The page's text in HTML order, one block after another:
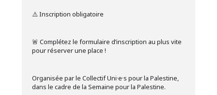
⚠️ Inscription obligatoire
🚨 Complétez le formulaire d’inscription au plus vite
pour réserver une place !
Organisée par le Collectif Uni·e·s pour la Palestine,
dans le cadre de la Semaine pour la Palestine.